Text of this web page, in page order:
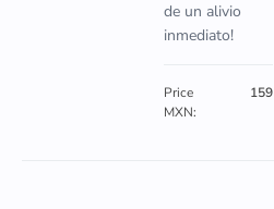
de un alivio
inmediato!
Price
MXN:
159